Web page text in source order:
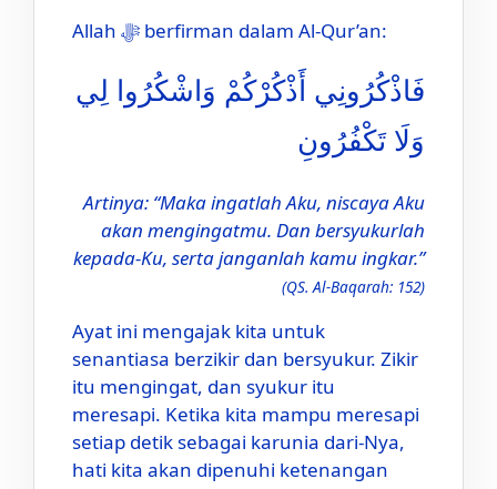
Allah ﷻ berfirman dalam Al-Qur’an:
فَاذْكُرُونِي أَذْكُرْكُمْ وَاشْكُرُوا لِي
وَلَا تَكْفُرُونِ
Artinya: “Maka ingatlah Aku, niscaya Aku
akan mengingatmu. Dan bersyukurlah
kepada-Ku, serta janganlah kamu ingkar.”
(QS. Al-Baqarah: 152)
Ayat ini mengajak kita untuk
senantiasa berzikir dan bersyukur. Zikir
itu mengingat, dan syukur itu
meresapi. Ketika kita mampu meresapi
setiap detik sebagai karunia dari-Nya,
hati kita akan dipenuhi ketenangan